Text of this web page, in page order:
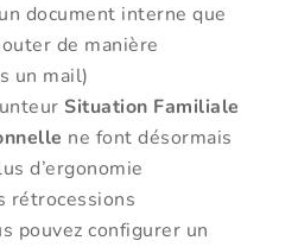
document interne que
de manière
un mail)
Situation Familiale
ne font désormais
d’ergonomie
rétrocessions
pouvez configurer un